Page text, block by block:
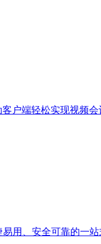
户端轻松实现视频
用、安全可靠的一